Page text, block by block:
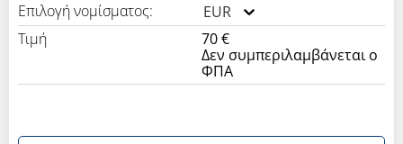
Επιλογή νομίσματος:
EUR
Τιμή
70 €
Δεν συμπεριλαμβάνεται ο
ΦΠΑ